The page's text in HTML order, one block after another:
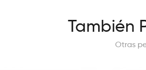
También
Otras